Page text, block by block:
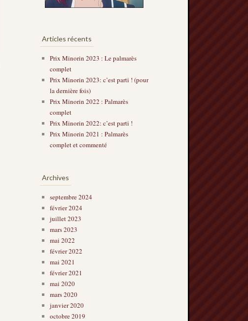
Articles récents
Prix Minorin 2023 : Le palmarès
complet
Prix Minorin 2023: c’est parti ! (pour
la dernière fois)
Prix Minorin 2022 : Palmarès
complet
Prix Minorin 2022: c’est parti !
Prix Minorin 2021 : Palmarès
complet et commenté
Archives
septembre 2024
février 2024
juillet 2023
mars 2023
mai 2022
février 2022
mai 2021
février 2021
mai 2020
mars 2020
janvier 2020
octobre 2019